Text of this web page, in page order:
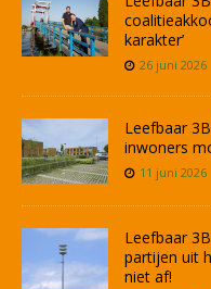
karakter’
26 juni 2026
Leefbaar
inwoners
11 juni 2026
Leefbaar
partijen uit
niet af!